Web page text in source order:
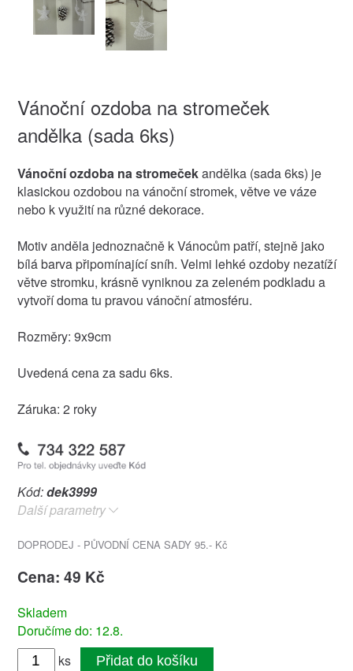
Vánoční ozdoba na stromeček
andělka (sada 6ks)
Vánoční ozdoba na stromečekandělka (sada 6ks) je
klasickou ozdobou na vánoční stromek, větve ve váze
nebo k využití na různé dekorace.
Motiv anděla jednoznačně k Vánocům patří, stejně jako
bílá barva připomínající sníh. Velmi lehké ozdoby nezatíží
větve stromku, krásně vyniknou za zeleném podkladu a
vytvoří doma tu pravou vánoční atmosféru.
Rozměry: 9x9cm
Uvedená cena za sadu 6ks.
Záruka: 2 roky
Kód:dek3999
Další parametry
DOPRODEJ - PŮVODNÍ CENA SADY 95.- Kč
Cena: 49 Kč
Skladem
Doručíme do: 12.8.
ks
Přidat do košíku